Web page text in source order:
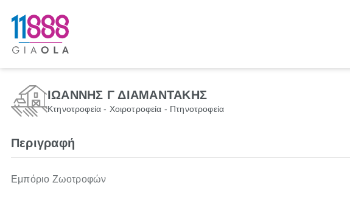
ΙΩΑΝΝΗΣ Γ ΔΙΑΜΑΝΤΑΚΗΣ
Κτηνοτροφεία - Χοιροτροφεία - Πτηνοτροφεία
Περιγραφή
Εμπόριο Ζωοτροφών